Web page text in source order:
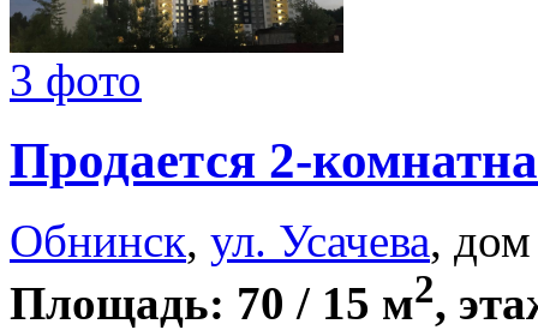
3 фото
Продается 2-
Обнинск, ул. Усачева,
Площадь: 70 / 15 м2,